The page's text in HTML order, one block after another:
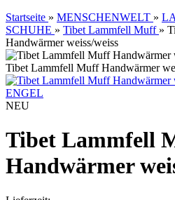
Startseite » MENSCHENWELT »
SCHUHE » Tibet Lammfell Muff »
Handwärmer weiss/weiss
Tibet Lammfell Muff Handwärmer
ENGEL
NEU
Tibet Lammfell
Handwärmer